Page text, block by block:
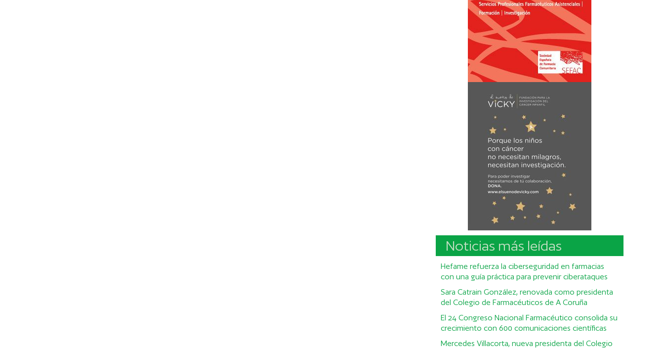
Noticias más leídas
Hefame refuerza la ciberseguridad en farmacias
con una guía práctica para prevenir ciberataques
Sara Catrain González, renovada como presidenta
del Colegio de Farmacéuticos de A Coruña
El 24 Congreso Nacional Farmacéutico consolida su
crecimiento con 600 comunicaciones científicas
Mercedes Villacorta, nueva presidenta del Colegio